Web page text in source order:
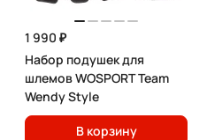
1 990 ₽
Набор подушек для
шлемов WOSPORT Team
Wendy Style
В корзину